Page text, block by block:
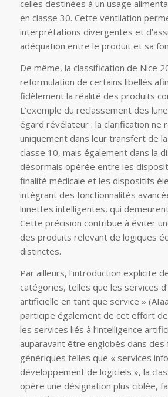
celles destinées à un usage
en classe 30. Cette ventilation
interprétations divergentes et
adéquation entre le produit et sa
De même, la classification de Nice
reformulation de certains libellés
fidèlement la réalité des produits
L’exemple du reclassement des
égard révélateur : la clarification ne
uniquement dans leur transfert de
classe 10, mais également dans la
désormais opérée entre les
finalité médicale et les dispositifs
intégrant des fonctionnalités
lunettes intelligentes, qui
Cette précision contribue à éviter
des produits relevant de logiques
distinctes.
Par ailleurs, l’introduction explicite
catégories, telles que les services
artificielle en tant que service »
participe également de cet effort de
les services liés à l’intelligence
auparavant être englobés dans des
génériques telles que « services
développement de logiciels », la
opère une désignation plus ciblée,